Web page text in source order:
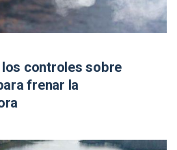
controles sobre
frenar la